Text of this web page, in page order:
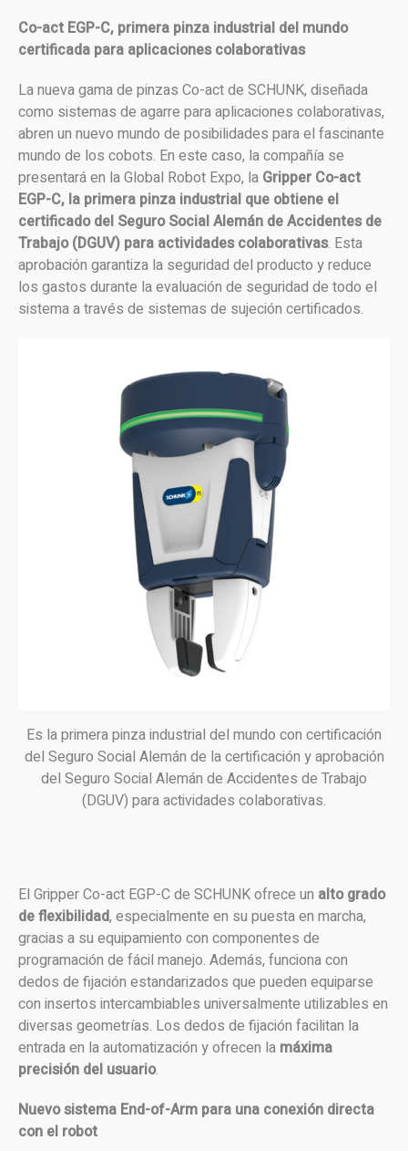
Co-act EGP-C, primera pinza industrial del mundo
certificada para aplicaciones colaborativas
La nueva gama de pinzas Co-act de SCHUNK, diseñada
como sistemas de agarre para aplicaciones colaborativas,
abren un nuevo mundo de posibilidades para el fascinante
mundo de los cobots. En este caso, la compañía se
presentará en la Global Robot Expo, la Gripper Co-act
EGP-C, la primera pinza industrial que obtiene el
certificadodel Seguro Social Alemán de Accidentes de
Trabajo (DGUV) para actividades colaborativas. Esta
aprobación garantiza la seguridad del producto y reduce
los gastos durante la evaluación de seguridad de todo el
sistema a través de sistemas de sujeción certificados.
Es la primera pinza industrial del mundo con certificación
del Seguro Social Alemán de la certificación y aprobación
del Seguro Social Alemán de Accidentes de Trabajo
(DGUV) para actividades colaborativas.
El Gripper Co-act EGP-C de SCHUNK ofrece un alto grado
de flexibilidad, especialmente en su puesta en marcha,
gracias a su equipamiento con componentes de
programación de fácil manejo. Además, funciona con
dedos de fijación estandarizados que pueden equiparse
con insertos intercambiables universalmente utilizables en
diversas geometrías. Los dedos de fijación facilitan la
entrada en la automatización y ofrecen la máxima
precisión del usuario.
Nuevo sistema End-of-Arm para una conexión directa
con el robot